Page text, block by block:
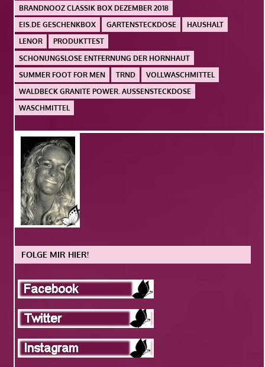
BRANDNOOZ CLASSIK BOX DEZEMBER 2018
EIS.DE GESCHENKBOX
GARTENSTECKDOSE
HAUSHALT
LENOR
PRODUKTTEST
SCHONUNGSLOSE ENTFERNUNG DER HORNHAUT
SUMMER FOOT FOR MEN
TRND
VOLLWASCHMITTEL
WALDBECK GRANITE POWER. AUSSENSTECKDOSE
WASCHMITTEL
FOLGE MIR HIER!